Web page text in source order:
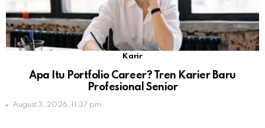
Karir
Apa Itu Portfolio Career? Tren Karier Baru
Profesional Senior
August 3, 2026, 11:37 pm